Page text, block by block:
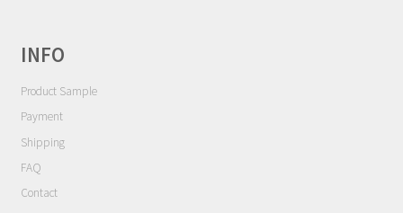
INFO
Product Sample
Payment
Shipping
FAQ
Contact